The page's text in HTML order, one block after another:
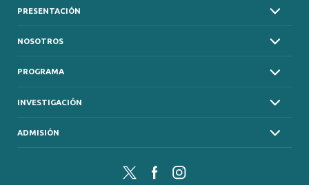
PRESENTACIÓN
NOSOTROS
PROGRAMA
INVESTIGACIÓN
ADMISIÓN
Twitter FacebookInstagram